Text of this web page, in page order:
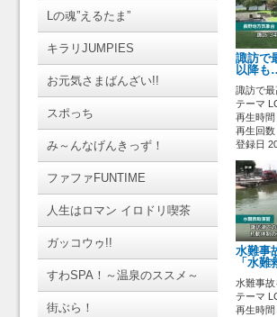
Lの魂”えるたま”
キラリJUMPIES
お元気さまばんざい!!
スポっち
み～んなげんきっず！
ファファFUNTIME
人生はロマン イロドリ喫茶
ガッコウゥ!!
すわSPA！～温泉のススメ～
街ぶら！
諏訪で
以降も
諏訪で
テーマ
再生時
再生回数
登録日
水難事
「水
水難事
テーマ
再生時